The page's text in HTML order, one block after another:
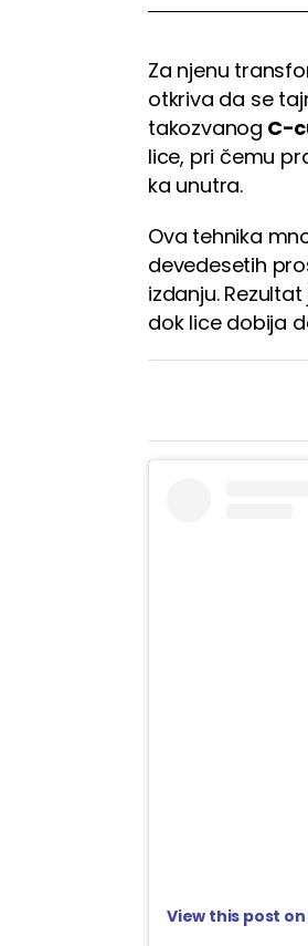
Za njenu
otkriva da se
takozvanog C-
lice, pri čemu
ka unutra.
Ova tehnika
devedesetih
izdanju.
dok lice dobija
View this post